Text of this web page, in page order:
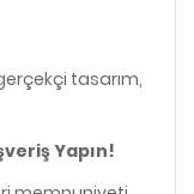
tasarım,
Yapın!